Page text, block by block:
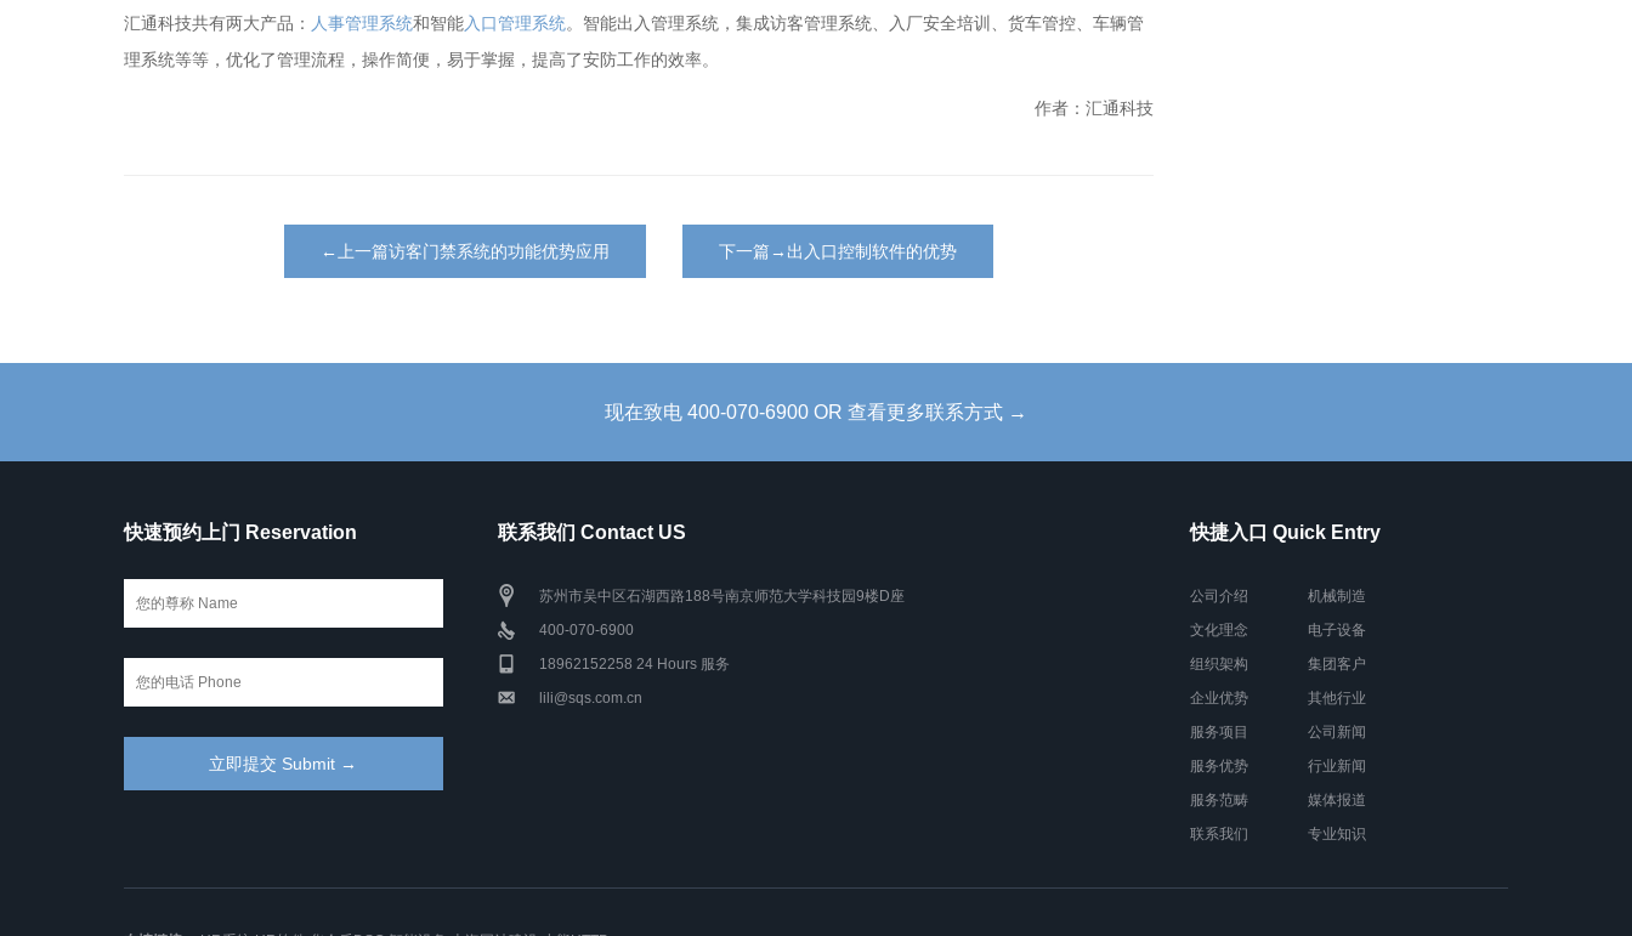
汇通科技共有两大产品： 人事管理系统和智能入口管理系统。智能出入管理系统，集成访客管理系统、入厂安全培训、货车管控、车辆管
理系统等等，优化了管理流程，操作简便，易于掌握，提高了安防工作的效率。
作者：汇通科技
←上一篇访客门禁系统的功能优势应用 下一篇→出入口控制软件的优势
现在致电 400-070-6900 OR 查看更多联系方式 →
快速预约上门 Reservation 联系我们 Contact US
苏州市吴中区石湖西路188号南京师范大学科技园9楼D座
400-070-6900
18962152258 24 Hours 服务
lili@sqs.com.cn
快捷入口 Quick Entry
公司介绍
文化理念
组织架构
企业优势
服务项目
服务优势
服务范畴
联系我们
机械制造
电子设备
集团客户
其他行业
公司新闻
行业新闻
媒体报道
专业知识